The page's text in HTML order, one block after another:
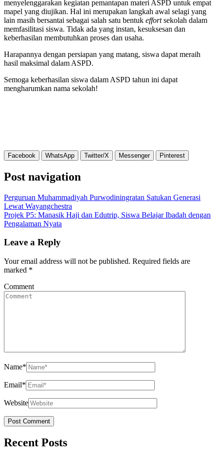
menyelenggarakan kegiatan pemantapan materi ASPD untuk empat
mapel yang diujikan. Hal ini merupakan langkah awal selagi yang
lain masih bersantai sebagai salah satu bentuk effortsekolah dalam
memfasilitasi siswa. Tidak ada yang instan, kesuksesan dan
keberhasilan membutuhkan proses dan usaha.
Harapannya dengan persiapan yang matang, siswa dapat meraih
hasil maksimal dalam ASPD.
Semoga keberhasilan siswa dalam ASPD tahun ini dapat
mengharumkan nama sekolah!
Facebook WhatsApp Twitter/X Messenger Pinterest
Post navigation
Perguruan Muhammadiyah Purwodiningratan Satukan Generasi
Lewat Wayangchestra
Projek P5: Manasik Haji dan Edutrip, Siswa Belajar Ibadah dengan
Pengalaman Nyata
Leave a Reply
Your email address will not be published. Required fields are
marked *
Comment
Name*
Email*
Website
Recent Posts